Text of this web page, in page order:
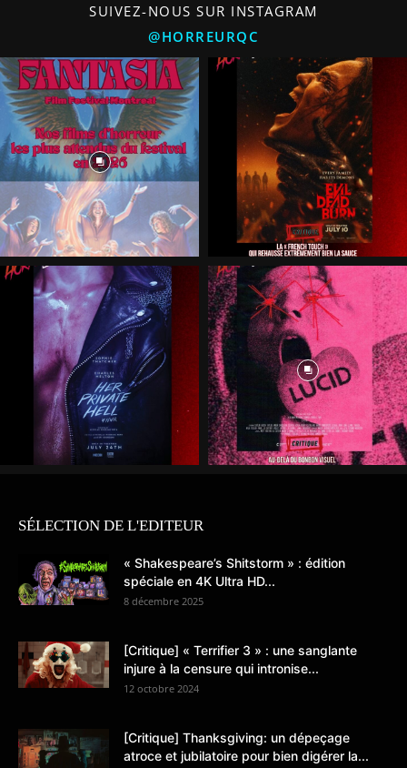
SUIVEZ-NOUS SUR INSTAGRAM
@HORREURQC
SÉLECTION DE L'EDITEUR
« Shakespeare’s Shitstorm » : édition
spéciale en 4K Ultra HD...
8 décembre 2025
[Critique] « Terrifier 3 » : une sanglante
injure à la censure qui intronise...
12 octobre 2024
[Critique] Thanksgiving: un dépeçage
atroce et jubilatoire pour bien digérer la...